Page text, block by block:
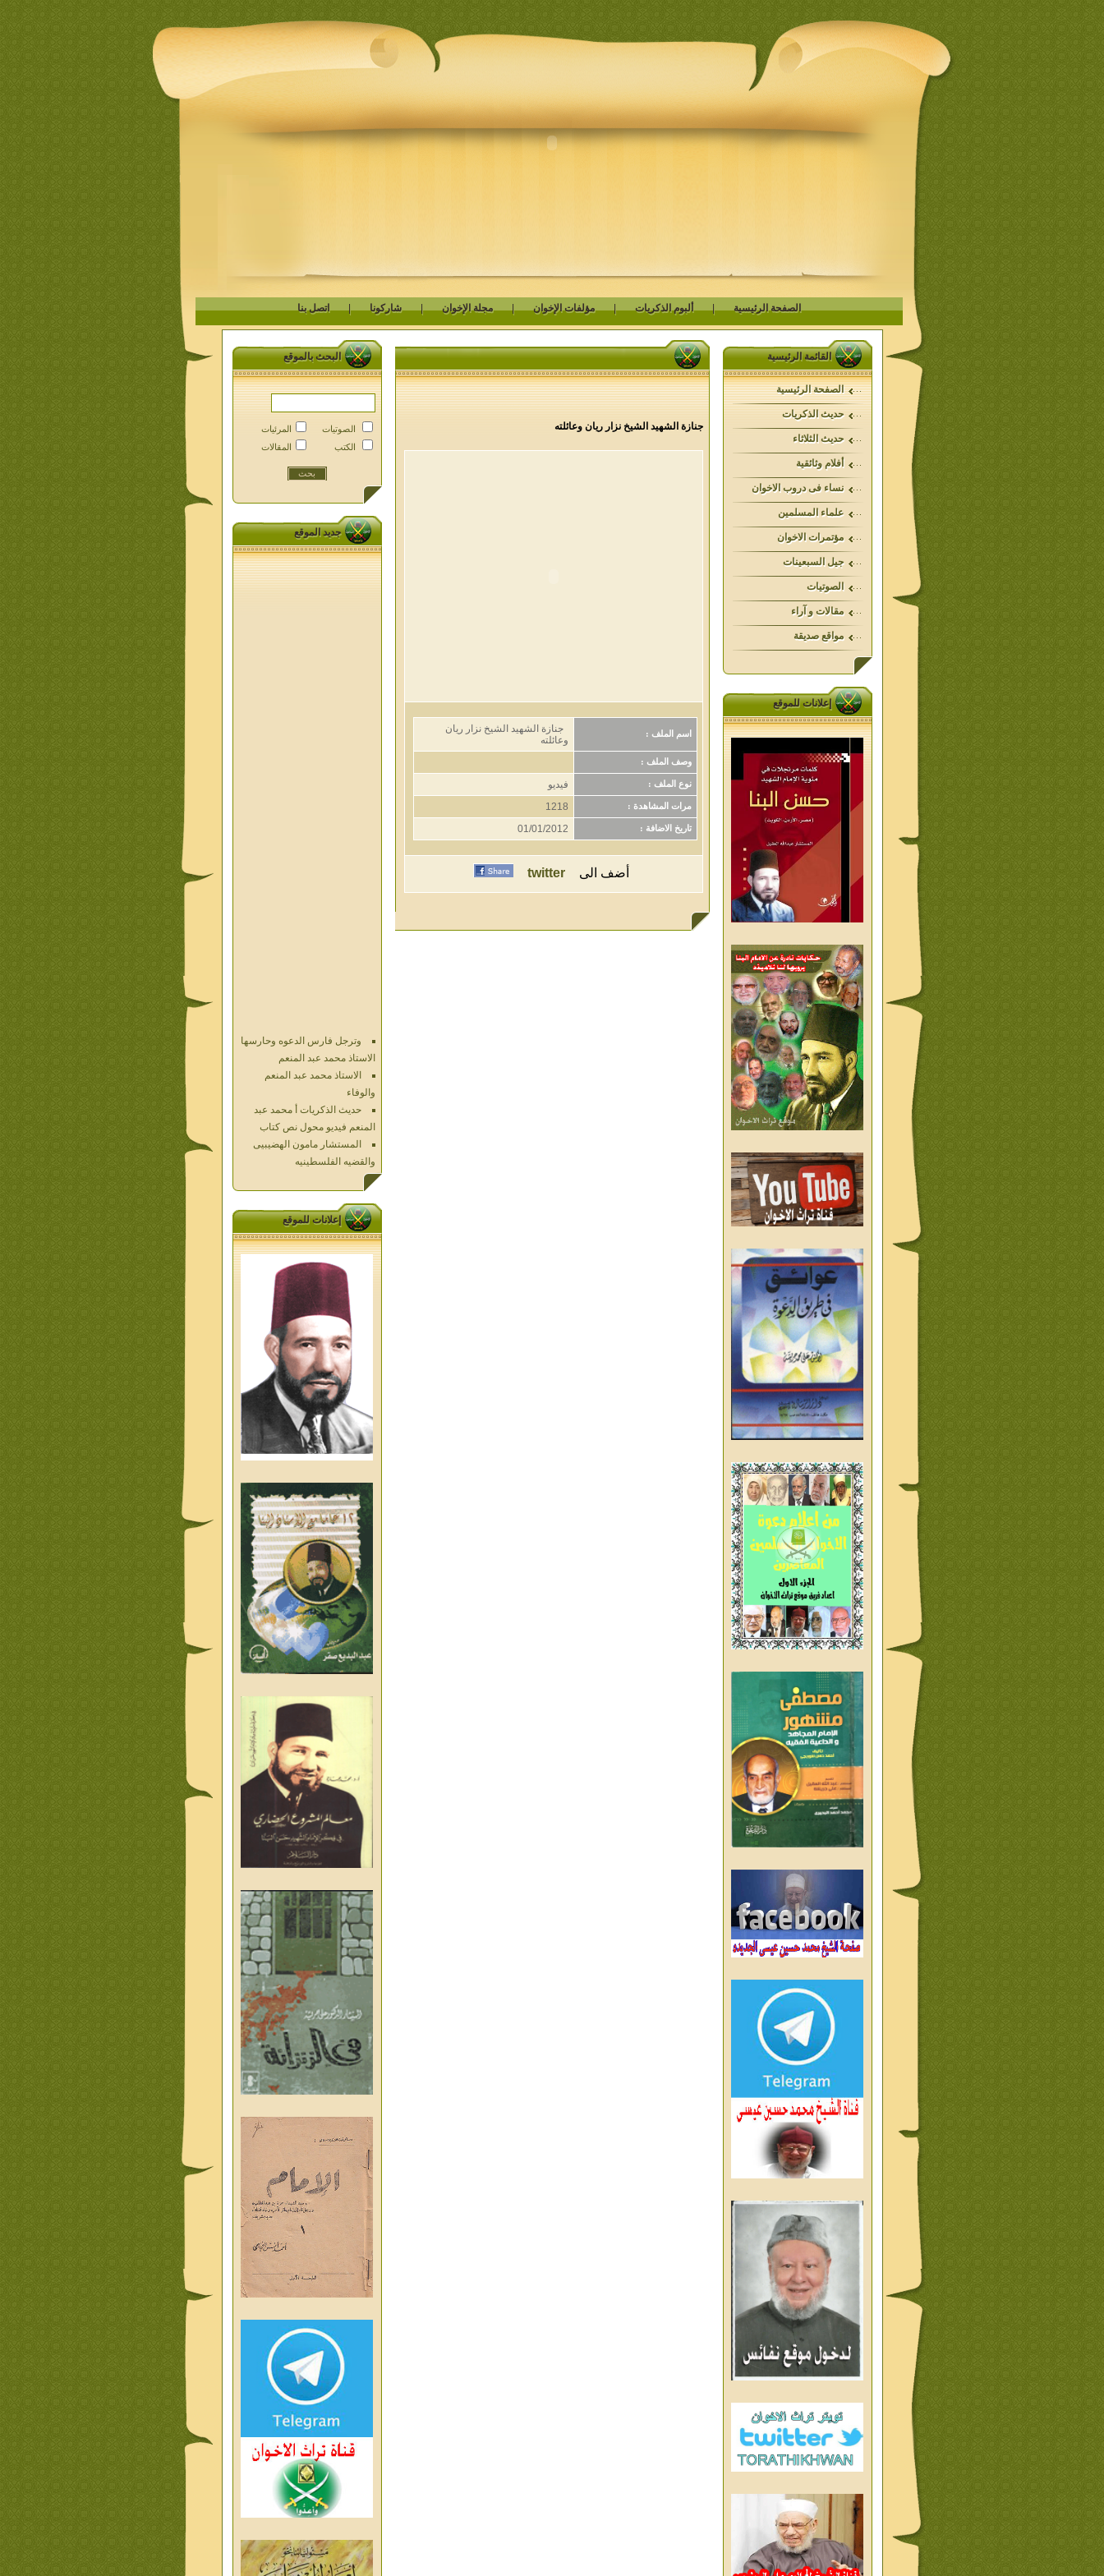
الصفحة الرئيسية | ألبوم الذكريات | مؤلفات الإخوان | مجلة الإخوان | شاركونا | اتصل بنا
القائمة الرئيسية
الصفحة الرئيسية
حديث الذكريات
حديث الثلاثاء
أفلام وثائقية
نساء فى دروب الاخوان
علماء المسلمين
مؤتمرات الاخوان
جيل السبعينات
الصوتيات
مقالات و آراء
مواقع صديقة
إعلانات للموقع
جنازة الشهيد الشيخ نزار ريان وعائلته
اسم الملف :
جنازة الشهيد الشيخ نزار ريان
وعائلته
وصف الملف :
نوع الملف : فيديو
مرات المشاهدة : 1218
تاريخ الاضافة : 01/01/2012
أضف الى twitter
البحث بالموقع
الصوتيات
الكتب
المرئيات
المقالات
جديد الموقع
الاستاذ محمد عبد المنعم
والوفاء
حديث الذكريات أ محمد عبد
المنعم فيديو محول نص كتاب
المستشار مامون الهضيبيى
والقضيه الفلسطينيه
العداله الغائبه 1000 شهيد
فلسطين ده كان زمان
خواطر الحج
الاخوان فى حرب فلسطين
حكايات من التراث الجزء الاول
من اعلام الاخوان المسلمين
المعاصرين الجزء الثانى
ديوان شعر الاخوان فى القلب
تاليف الشيخ على متولى
تفاصيل جنازة الشهيد احمد
النيسى وعمر شاهين 1952
جمعه امين ومواقف ساعدت
الامام البنا فى تكوين شخصي
الاستاذ جمعه امين وعبقرية
الامام البنا
الشمائل المحمديه دكتور يحيى
غزب
واليوم والغد
من تراث د احمد العسال
العلمانية
كلمات رمضانية الشيخ عيسى
عبد العليم
قبسات رمضانية الشيخ عيسى
عبد العليم
إعلانات للموقع